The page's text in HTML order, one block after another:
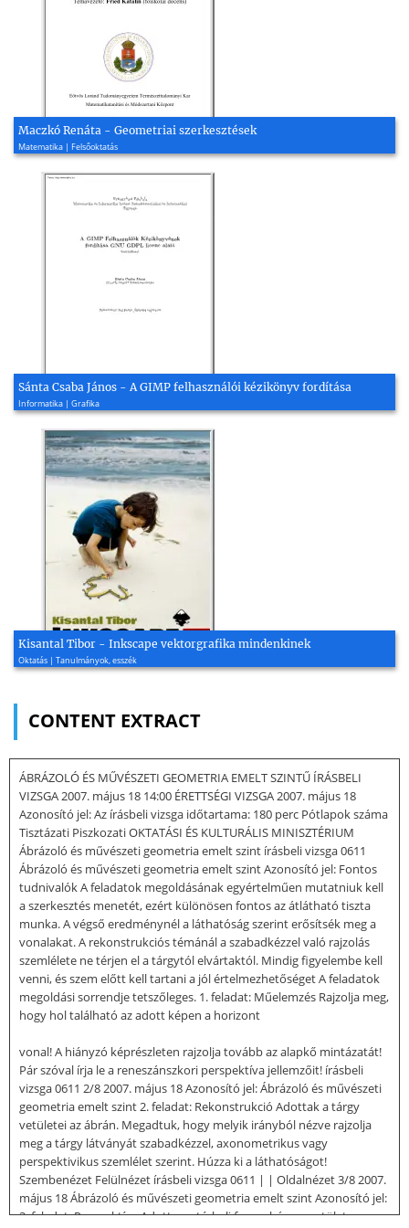
Maczkó Renáta - Geometriai szerkesztések
Matematika | Felsőoktatás
Sánta Csaba János - A GIMP felhasználói kézikönyv fordítása
Informatika | Grafika
Kisantal Tibor - Inkscape vektorgrafika mindenkinek
Oktatás | Tanulmányok, esszék
CONTENT EXTRACT
ÁBRÁZOLÓ ÉS MŰVÉSZETI GEOMETRIA EMELT SZINTŰ ÍRÁSBELI
VIZSGA 2007. május 18 14:00 ÉRETTSÉGI VIZSGA 2007. május 18
Azonosító jel: Az írásbeli vizsga időtartama: 180 perc Pótlapok száma
Tisztázati Piszkozati OKTATÁSI ÉS KULTURÁLIS MINISZTÉRIUM
Ábrázoló és művészeti geometria emelt szint írásbeli vizsga 0611
Ábrázoló és művészeti geometria emelt szint Azonosító jel: Fontos
tudnivalók A feladatok megoldásának egyértelműen mutatniuk kell
a szerkesztés menetét, ezért különösen fontos az átlátható tiszta
munka. A végső eredménynél a láthatóság szerint erősítsék meg a
vonalakat. A rekonstrukciós témánál a szabadkézzel való rajzolás
szemlélete ne térjen el a tárgytól elvártaktól. Mindig figyelembe kell
venni, és szem előtt kell tartani a jól értelmezhetőséget A feladatok
megoldási sorrendje tetszőleges. 1. feladat: Műelemzés Rajzolja meg,
hogy hol található az adott képen a horizont
vonal! A hiányzó képrészleten rajzolja tovább az alapkő mintázatát!
Pár szóval írja le a reneszánszkori perspektíva jellemzőit! írásbeli
vizsga 0611 2/8 2007. május 18 Azonosító jel: Ábrázoló és művészeti
geometria emelt szint 2. feladat: Rekonstrukció Adottak a tárgy
vetületei az ábrán. Megadtuk, hogy melyik irányból nézve rajzolja
meg a tárgy látványát szabadkézzel, axonometrikus vagy
perspektivikus szemlélet szerint. Húzza ki a láthatóságot!
Szembenézet Felülnézet írásbeli vizsga 0611 | | Oldalnézet 3/8 2007.
május 18 Ábrázoló és művészeti geometria emelt szint Azonosító jel:
3. feladat: Perspektíva Adott egy térbeli forma három vetülete,